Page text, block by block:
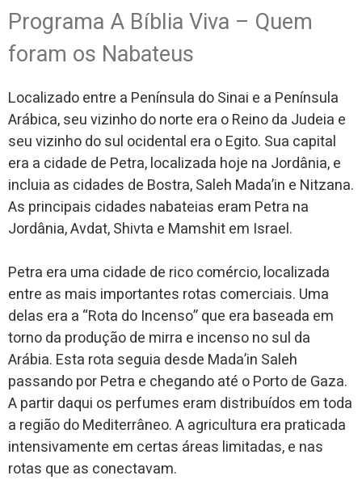
Programa A Bíblia Viva – Quem
foram os Nabateus
Localizado entre a Península do Sinai e a Península
Arábica, seu vizinho do norte era o Reino da Judeia e
seu vizinho do sul ocidental era o Egito. Sua capital
era a cidade de Petra, localizada hoje na Jordânia, e
incluia as cidades de Bostra, Saleh Mada’in e Nitzana.
As principais cidades nabateias eram Petra na
Jordânia, Avdat, Shivta e Mamshit em Israel.
Petra era uma cidade de rico comércio, localizada
entre as mais importantes rotas comerciais. Uma
delas era a “Rota do Incenso” que era baseada em
torno da produção de mirra e incenso no sul da
Arábia. Esta rota seguia desde Mada’in Saleh
passando por Petra e chegando até o Porto de Gaza.
A partir daqui os perfumes eram distribuídos em toda
a região do Mediterrâneo. A agricultura era praticada
intensivamente em certas áreas limitadas, e nas
rotas que as conectavam.